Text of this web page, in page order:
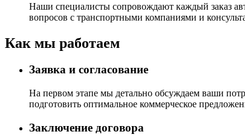
Наши специалисты сопровождают каждый заказ
вопросов с транспортными компаниями и
Как мы работаем
Заявка и согласование
На первом этапе мы детально обсуждаем ваши
подготовить оптимальное коммерческое
Заключение договора